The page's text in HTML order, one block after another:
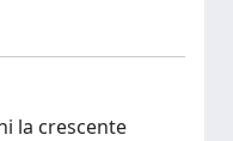
la crescente